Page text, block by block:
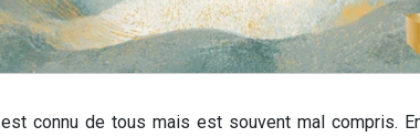
est connu de tous mais est souvent mal compris.